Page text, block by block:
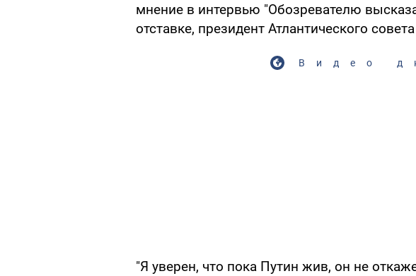
мнение в интервью "Обозревателю
отставке, президент Атлантического
Видео
"Я уверен, что пока Путин жив, он не